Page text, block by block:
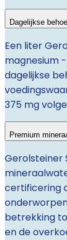
Dagelijkse
Een liter
magnesium
dagelijkse
375 mg
Premium
Gerolsteiner
certificering
betrekking
en de